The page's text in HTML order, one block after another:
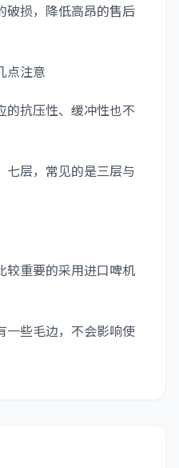
破损，降低高昂的售后
注意
抗压性、缓冲性也不
层，常见的是三层与
重要的采用进口啤机
些毛边，不会影响使